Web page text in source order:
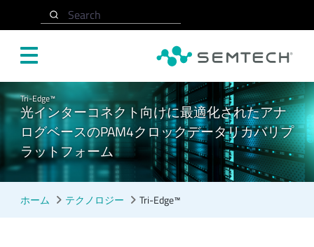
Search
Tri-Edge™
光インターコネクト向けに最適化されたアナ
ログベースのPAM4クロックデータリカバリプ
ラットフォーム
ホーム テクノロジー Tri-Edge™